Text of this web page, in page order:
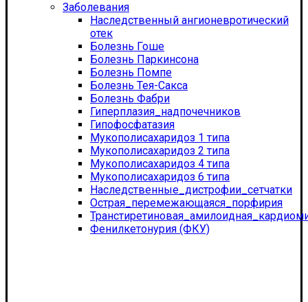
Заболевания
Наследственный ангионевротический
отек
Болезнь Гоше
Болезнь Паркинсона
Болезнь Помпе
Болезнь Тея-Сакса
Болезнь Фабри
Гиперплазия_надпочечников
Гипофосфатазия
Мукополисахаридоз 1 типа
Мукополисахаридоз 2 типа
Мукополисахаридоз 4 типа
Мукополисахаридоз 6 типа
Наследственные_дистрофии_сетчатки
Острая_перемежающаяся_порфирия
Фенилкетонурия (ФКУ)